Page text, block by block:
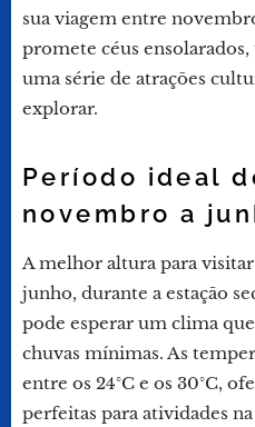
sua viagem entre
promete céus
uma série de atrações
explorar.
Período ideal
novembro a
A melhor altura para
junho, durante a estação
pode esperar um clima
chuvas mínimas. As
entre os 24°C e os 30°C,
perfeitas para atividades